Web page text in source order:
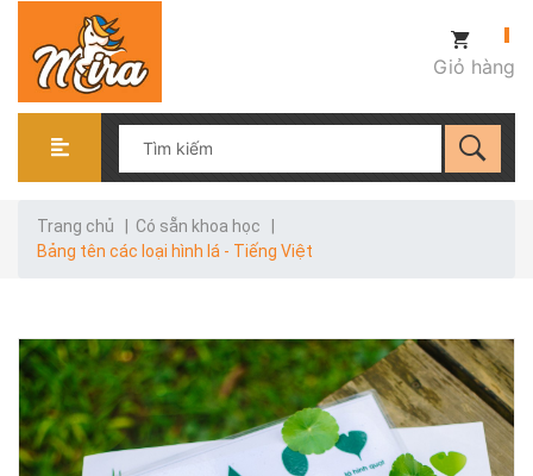
Giỏ hàng
Trang chủ Có sẵn khoa học
Bảng tên các loại hình lá - Tiếng Việt